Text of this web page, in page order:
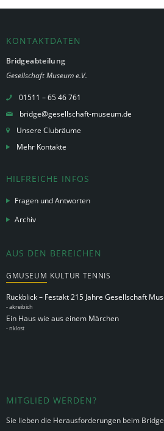
KONTAKTDATEN
Bridgeabteilung
Gesellschaft Museum e.V.
01511 – 65 46 761
bridge@gesellschaft-museum.de
Unsere Clubräume
Mehr Kontakte
HILFREICHE INFOS
Fragen und Antworten
Archiv
AUS DEN BEREICHEN
GMUSEUM KULTUR TENNIS
Rückblick – Festakt 215 Jahre Gesellschaft
-akreibich
Ein Haus wie aus einem Märchen
-nklost
MITGLIED WERDEN?
Sie lieben die Herausforderungen beim